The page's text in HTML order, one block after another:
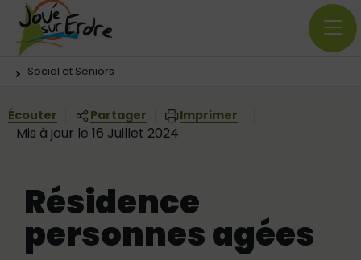
Panneau de gestion des cookies
Menu principal
Contenus
Vous êtes ici:
Social et Seniors
Écouter Partager Imprimer
Mis à jour le 16 Juillet 2024
Résidence
personnes agées